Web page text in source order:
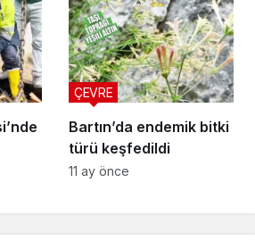
Bartın’da endemik bitki
türü keşfedildi
ÇEVRE
11 ay önce